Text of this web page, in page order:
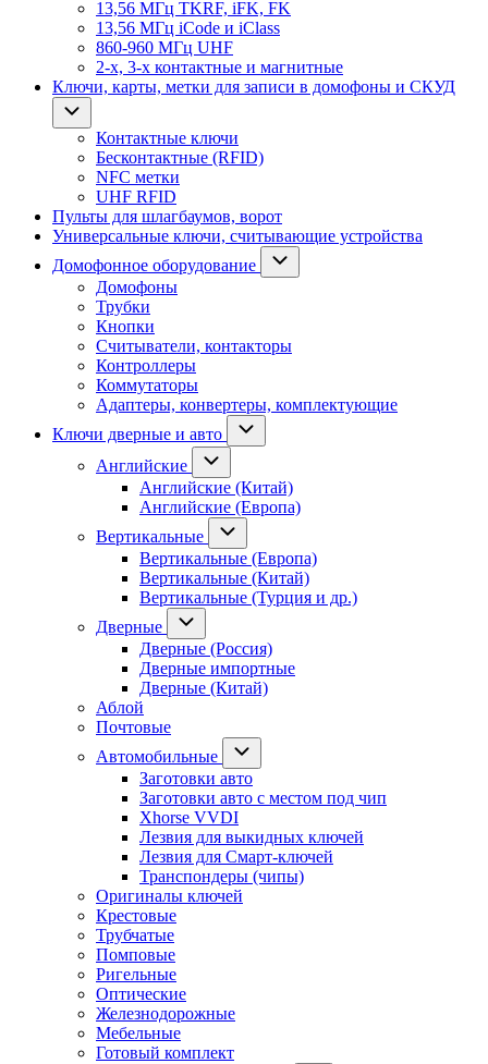
13,56 МГц TKRF, iFK, FK
13,56 МГц iCode и iClass
860-960 МГц UHF
2-х, 3-х контактные и магнитные
Ключи, карты, метки для записи в домофоны и СКУД
Контактные ключи
Бесконтактные (RFID)
NFC метки
UHF RFID
Пульты для шлагбаумов, ворот
Универсальные ключи, считывающие устройства
Домофонное оборудование
Домофоны
Трубки
Кнопки
Считыватели, контакторы
Контроллеры
Коммутаторы
Адаптеры, конвертеры, комплектующие
Ключи дверные и авто
Английские
Английские (Китай)
Английские (Европа)
Вертикальные
Вертикальные (Европа)
Вертикальные (Китай)
Вертикальные (Турция и др.)
Дверные
Дверные (Россия)
Дверные импортные
Дверные (Китай)
Аблой
Почтовые
Автомобильные
Заготовки авто
Заготовки авто с местом под чип
Xhorse VVDI
Лезвия для выкидных ключей
Лезвия для Смарт-ключей
Транспондеры (чипы)
Оригиналы ключей
Крестовые
Трубчатые
Помповые
Ригельные
Оптические
Железнодорожные
Мебельные
Готовый комплект